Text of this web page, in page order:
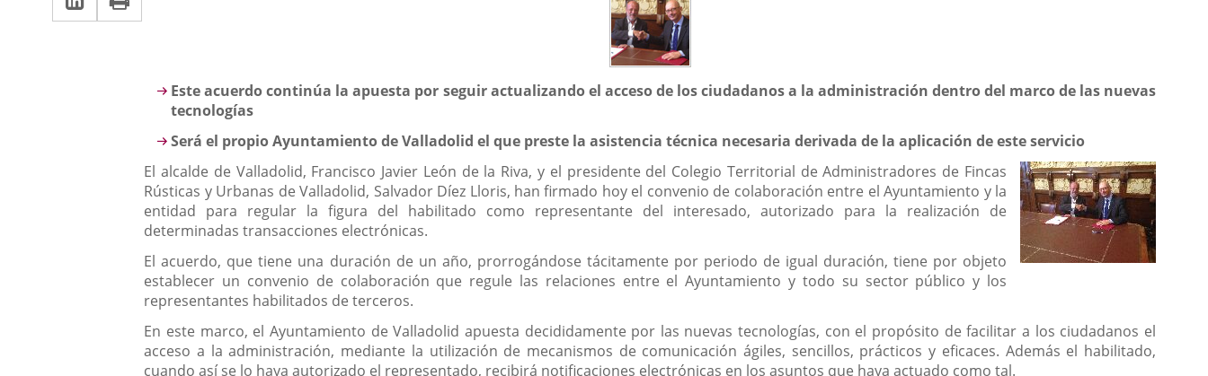
aplicación
a
aplicaciónDescripción
Este acuerdo continúa la apuesta por seguir actualizando el acceso de los ciudadanos a la administración dentro del marco de las nuevas
tecnologías
Será el propio Ayuntamiento de Valladolid el que preste la asistencia técnica necesaria derivada de la aplicación de este servicio
El alcalde de Valladolid, Francisco Javier León de la Riva, y el presidente del Colegio Territorial de Administradores de Fincas
Rústicas y Urbanas de Valladolid, Salvador Díez Lloris, han firmado hoy el convenio de colaboración entre el Ayuntamiento y la
entidad para regular la figura del habilitado como representante del interesado, autorizado para la realización de
determinadas transacciones electrónicas.
El acuerdo, que tiene una duración de un año, prorrogándose tácitamente por periodo de igual duración, tiene por objeto
establecer un convenio de colaboración que regule las relaciones entre el Ayuntamiento y todo su sector público y los
representantes habilitados de terceros.
En este marco, el Ayuntamiento de Valladolid apuesta decididamente por las nuevas tecnologías, con el propósito de facilitar a los ciudadanos el
acceso a la administración, mediante la utilización de mecanismos de comunicación ágiles, sencillos, prácticos y eficaces. Además el habilitado,
cuando así se lo haya autorizado el representado, recibirá notificaciones electrónicas en los asuntos que haya actuado como tal.